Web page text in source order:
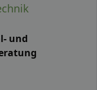
und